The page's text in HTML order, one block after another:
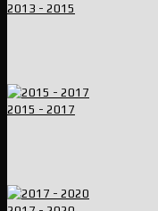
2013 - 2015
2015 - 2017